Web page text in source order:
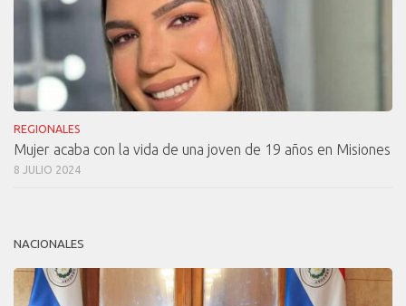
REGIONALES
Mujer acaba con la vida de una joven de 19 años en Misiones
8 JULIO 2024
NACIONALES